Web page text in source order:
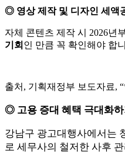
◎ 영상 제작 및 디자인 세액
자체 콘텐츠 제작 시 2026년
기회 인 만큼 꼭 확인해야 합
출처, 기획재정부 보도자료,
◎ 고용 증대 혜택 극대화하
강남구 광고대행사에서는
로 세무사의 철저한 사후